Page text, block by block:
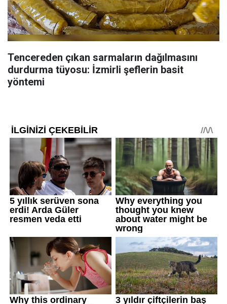
Tencereden çıkan sarmaların dağılmasını
durdurma tüyosu: İzmirli şeflerin basit
yöntemi